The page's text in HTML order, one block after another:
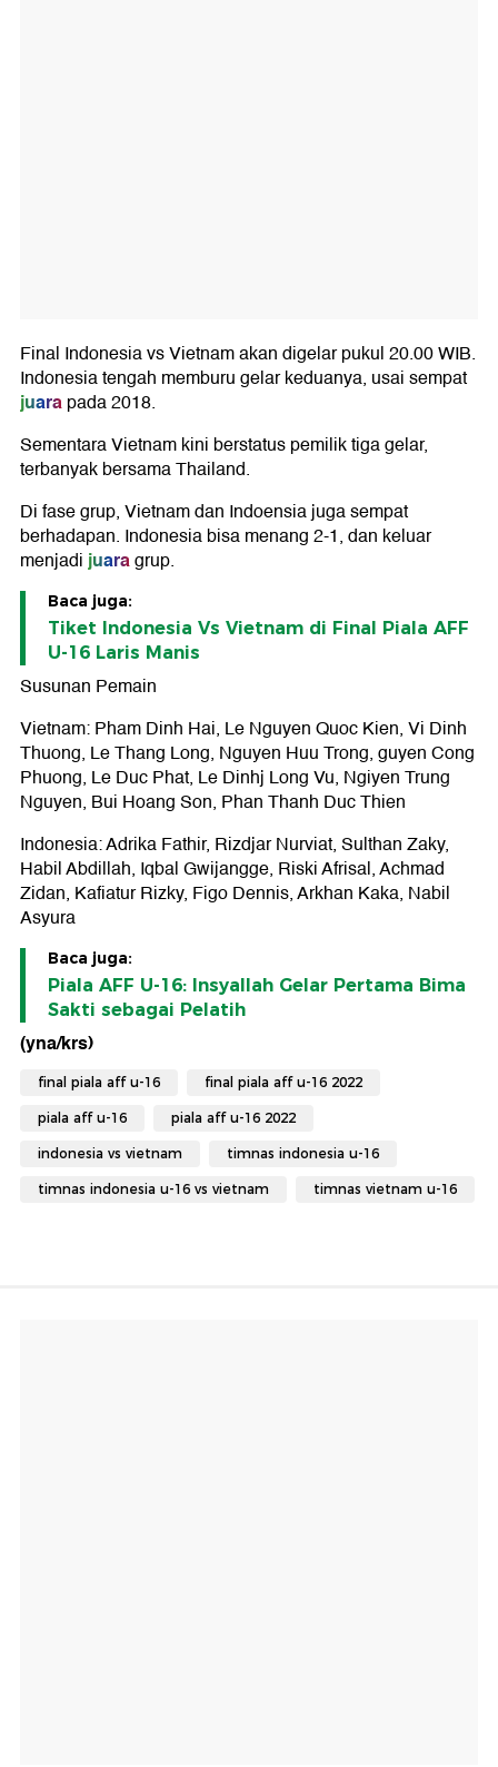
Final Indonesia vs Vietnam akan digelar pukul 20.00 WIB.
Indonesia tengah memburu gelar keduanya, usai sempat
juarapada 2018.
Sementara Vietnam kini berstatus pemilik tiga gelar,
terbanyak bersama Thailand.
Di fase grup, Vietnam dan Indoensia juga sempat
berhadapan. Indonesia bisa menang 2-1, dan keluar
menjadijuaragrup.
Baca juga:
Tiket Indonesia Vs Vietnam di Final Piala AFF
U-16 Laris Manis
Susunan Pemain
Vietnam: Pham Dinh Hai, Le Nguyen Quoc Kien, Vi Dinh
Thuong, Le Thang Long, Nguyen Huu Trong, guyen Cong
Phuong, Le Duc Phat, Le Dinhj Long Vu, Ngiyen Trung
Nguyen, Bui Hoang Son, Phan Thanh Duc Thien
Indonesia: Adrika Fathir, Rizdjar Nurviat, Sulthan Zaky,
Habil Abdillah, Iqbal Gwijangge, Riski Afrisal, Achmad
Zidan, Kafiatur Rizky, Figo Dennis, Arkhan Kaka, Nabil
Asyura
Baca juga:
Piala AFF U-16: Insyallah Gelar Pertama Bima
Sakti sebagai Pelatih
(yna/krs)
final piala aff u-16 final piala aff u-16 2022
piala aff u-16 piala aff u-16 2022
indonesia vs vietnam timnas indonesia u-16
timnas indonesia u-16 vs vietnam timnas vietnam u-16